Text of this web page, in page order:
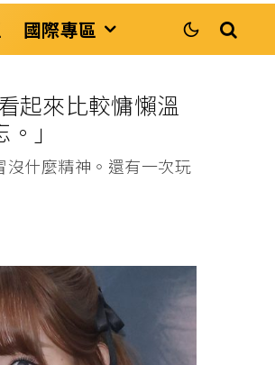
國際專區
起來比較慵懶溫
」
什麼精神。還有一次玩